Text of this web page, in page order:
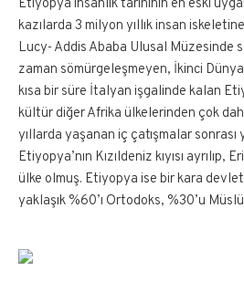
Etiyopya insanlık tarihinin en eski
kazılarda 3 milyon yıllık insan
Lucy- Addis Ababa Ulusal Müzesinde
zaman sömürgeleşmeyen, İkinci Dünya
kısa bir süre İtalyan işgalinde kalan
kültür diğer Afrika ülkelerinden çok
yıllarda yaşanan iç çatışmalar sonrası
Etiyopya’nın Kızıldeniz kıyısı ayrılıp,
ülke olmuş. Etiyopya ise bir kara
yaklaşık %60’ı Ortodoks, %30’u